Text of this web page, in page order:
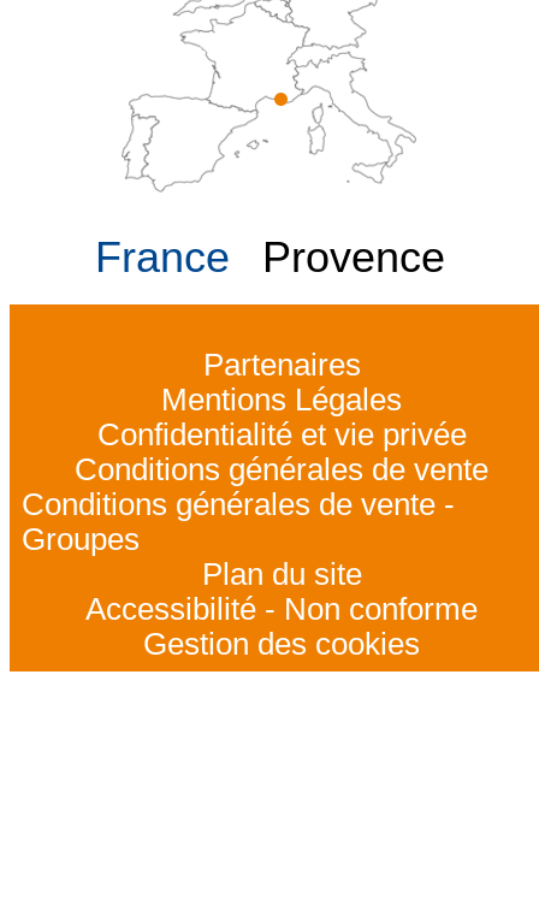
France Provence
Partenaires
Mentions Légales
Confidentialité et vie privée
Conditions générales de vente
Conditions générales de vente -
Groupes
Plan du site
Accessibilité - Non conforme
Gestion des cookies